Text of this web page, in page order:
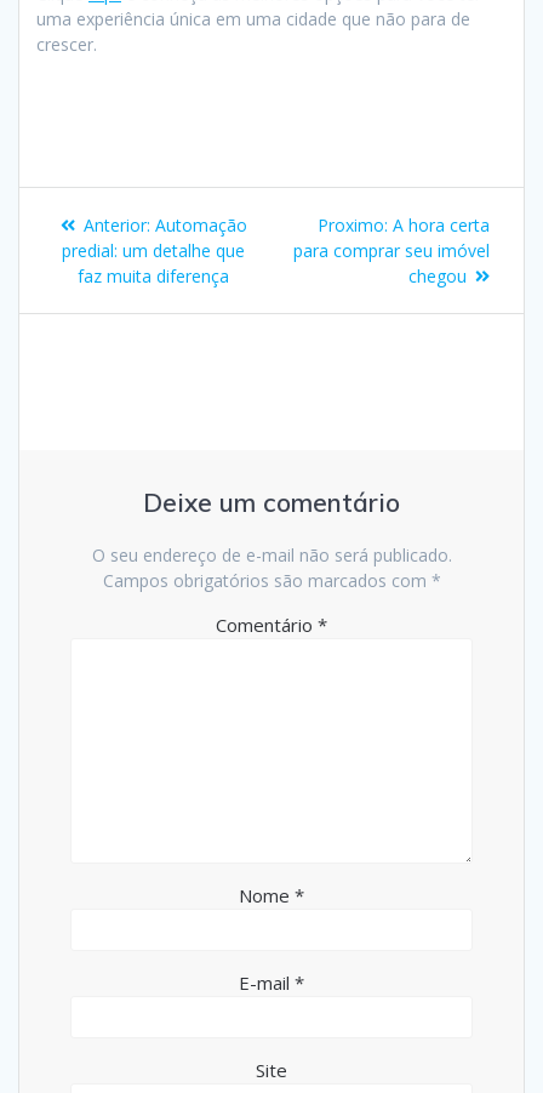
uma experiência única em uma cidade que não para de
crescer.
Navegação
de
Post
Anterior: Post
anterior:
Automação
predial: um detalhe que
faz muita diferença
Proximo: Proximo
post:
A hora certa
para comprar seu imóvel
chegou
Deixe um comentário
O seu endereço de e-mail não será publicado.
Campos obrigatórios são marcados com *
Comentário *
Nome *
E-mail *
Site